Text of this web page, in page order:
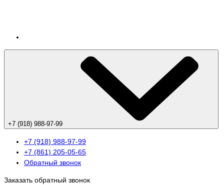
+7 (918) 988-97-99
+7 (918) 988-97-99
+7 (861) 205-05-65
Обратный звонок
Заказать обратный звонок